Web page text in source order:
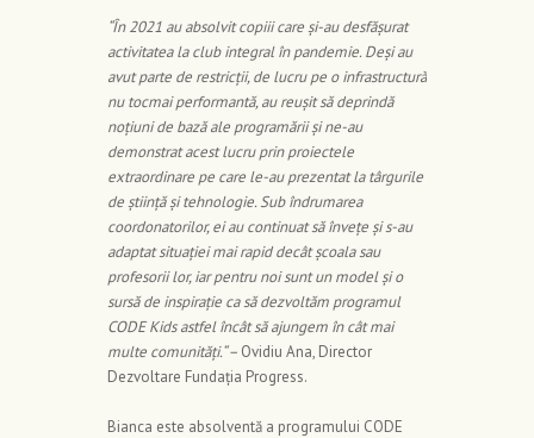
“În 2021 au absolvit copiii care și-au desfășurat
activitatea la club integral în pandemie. Deși au
avut parte de restricții, de lucru pe o infrastructură
nu tocmai performantă, au reușit să deprindă
noțiuni de bază ale programării și ne-au
demonstrat acest lucru prin proiectele
extraordinare pe care le-au prezentat la târgurile
de știință și tehnologie. Sub îndrumarea
coordonatorilor, ei au continuat să învețe și s-au
adaptat situației mai rapid decât școala sau
profesorii lor, iar pentru noi sunt un model și o
sursă de inspirație ca să dezvoltăm programul
CODE Kids astfel încât să ajungem în cât mai
multe comunități.“ – Ovidiu Ana, Director
Dezvoltare Fundația Progress.
Bianca este absolventă a programului CODE